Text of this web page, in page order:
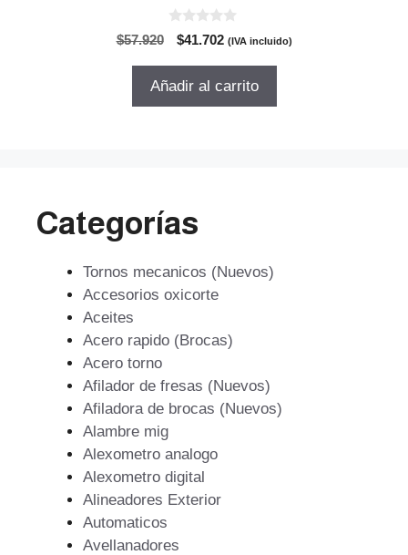
$57.920
El
original
$41.702El
actual
(IVA incluido)
Añadir al carrito
Categorías
Tornos mecanicos (Nuevos)
Accesorios oxicorte
Aceites
Acero rapido (Brocas)
Acero torno
Afilador de fresas (Nuevos)
Afiladora de brocas (Nuevos)
Alambre mig
Alexometro analogo
Alexometro digital
Alineadores Exterior
Automaticos
Avellanadores